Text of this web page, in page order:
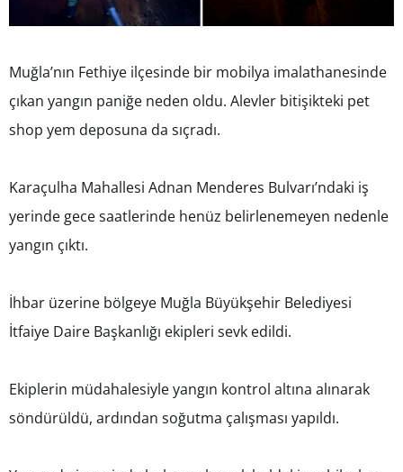
Muğla’nın Fethiye ilçesinde bir mobilya imalathanesinde
çıkan yangın paniğe neden oldu. Alevler bitişikteki pet
shop yem deposuna da sıçradı.
Karaçulha Mahallesi Adnan Menderes Bulvarı’ndaki iş
yerinde gece saatlerinde henüz belirlenemeyen nedenle
yangın çıktı.
İhbar üzerine bölgeye Muğla Büyükşehir Belediyesi
İtfaiye Daire Başkanlığı ekipleri sevk edildi.
Ekiplerin müdahalesiyle yangın kontrol altına alınarak
söndürüldü, ardından soğutma çalışması yapıldı.